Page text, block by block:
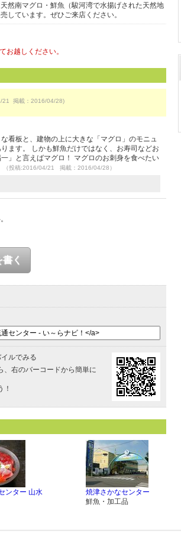
然南マグロ・鮮魚（駿河湾で水揚げされた天然地
しています。ぜひご来店ください。
お越しください。
21 掲載：2016/04/28)
看板と、建物の上に大きな「マグロ」のモニュ
ます。 しかも鮮魚だけではなく、お寿司などお
」と言えばマグロ！ マグロのお刺身を食べたい
（投稿:2016/04/21 掲載：2016/04/28）
く
ルでみる
、右のバーコードから簡単に
！
ンター 山水
焼津さかなセンター
鮮魚・加工品